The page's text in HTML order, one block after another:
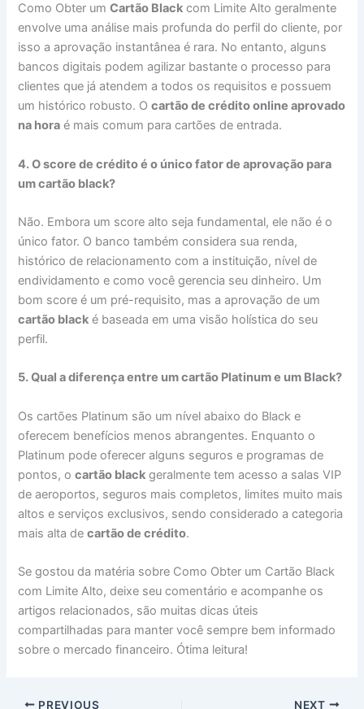
Como Obter umCartão Black com Limite Alto geralmente
envolve uma análise mais profunda do perfil do cliente, por
isso a aprovação instantânea é rara. No entanto, alguns
bancos digitais podem agilizar bastante o processo para
clientes que já atendem a todos os requisitos e possuem
um histórico robusto. Ocartão de crédito online aprovado
na hora é mais comum para cartões de entrada.
4. O score de crédito é o único fator de aprovação para
um cartão black?
Não. Embora um score alto seja fundamental, ele não é o
único fator. O banco também considera sua renda,
histórico de relacionamento com a instituição, nível de
endividamento e como você gerencia seu dinheiro. Um
bom score é um pré-requisito, mas a aprovação de um
cartão black é baseada em uma visão holística do seu
perfil.
5. Qual a diferença entre um cartão Platinum e um Black?
Os cartões Platinum são um nível abaixo do Black e
oferecem benefícios menos abrangentes. Enquanto o
Platinum pode oferecer alguns seguros e programas de
pontos, ocartão black geralmente tem acesso a salas VIP
de aeroportos, seguros mais completos, limites muito mais
altos e serviços exclusivos, sendo considerado a categoria
mais alta decartão de crédito.
Se gostou da matéria sobre Como Obter um Cartão Black
com Limite Alto, deixe seu comentário e acompanhe os
artigos relacionados, são muitas dicas úteis
compartilhadas para manter você sempre bem informado
sobre o mercado financeiro. Ótima leitura!
PREVIOUS NEXT